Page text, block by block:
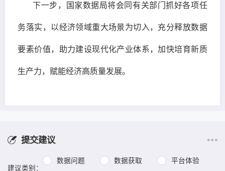
下一步，国家数据局将会同有关部门抓好各项任
务落实，以经济领域重大场景为切入，充分释放数据
要素价值，助力建设现代化产业体系，加快培育新质
生产力，赋能经济高质量发展。
提交建议
建议类别：
数据问题 数据获取 平台体验